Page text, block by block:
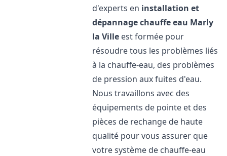
d'experts en installation et
dépannage chauffe eau Marly
la Ville est formée pour
résoudre tous les problèmes liés
à la chauffe-eau, des problèmes
de pression aux fuites d'eau.
Nous travaillons avec des
équipements de pointe et des
pièces de rechange de haute
qualité pour vous assurer que
votre système de chauffe-eau